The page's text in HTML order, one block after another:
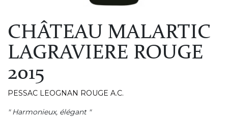
CHÂTEAU MALARTIC
LAGRAVIERE ROUGE
2015
PESSAC LEOGNAN ROUGE A.C.
" Harmonieux, élégant "